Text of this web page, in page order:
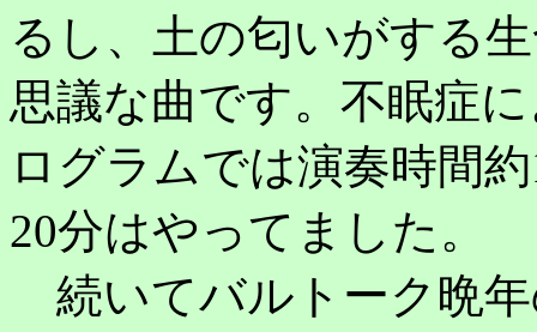
るし、土の匂いがする
思議な曲です。不眠症
ログラムでは演奏時間
20分はやってました。
続いてバルトーク晩